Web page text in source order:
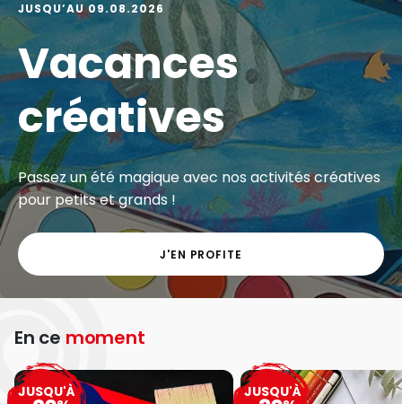
JUSQU’AU 09.08.2026
Vacances
créatives
Passez un été magique avec nos activités créatives
pour petits et grands !
J'EN PROFITE
En ce moment
JUSQU'À JUSQU'À